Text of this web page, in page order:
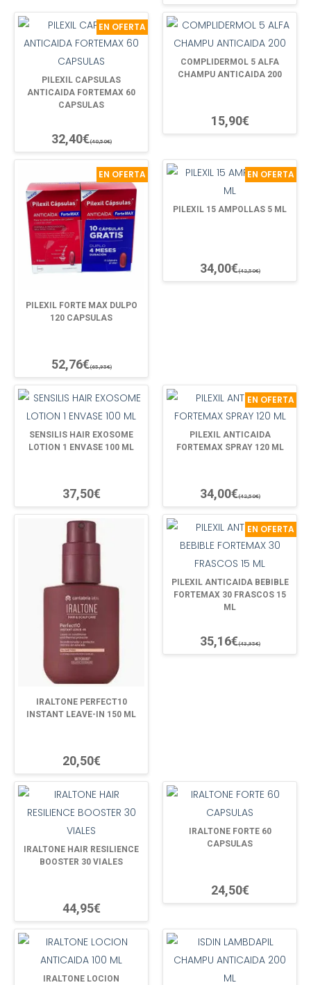
EN OFERTA
PILEXIL CAPSULAS
ANTICAIDA FORTEMAX 60
CAPSULAS
32,40€(40,50€)
COMPLIDERMOL 5 ALFA
CHAMPU ANTICAIDA 200
15,90€
EN OFERTA
PILEXIL FORTE MAX DULPO
120 CAPSULAS
52,76€(65,95€)
EN OFERTA
PILEXIL 15 AMPOLLAS 5 ML
34,00€(42,50€)
SENSILIS HAIR EXOSOME
LOTION 1 ENVASE 100 ML
37,50€
EN OFERTA
PILEXIL ANTICAIDA
FORTEMAX SPRAY 120 ML
34,00€(42,50€)
IRALTONE PERFECT10
INSTANT LEAVE-IN 150 ML
20,50€
EN OFERTA
PILEXIL ANTICAIDA BEBIBLE
FORTEMAX 30 FRASCOS 15
ML
35,16€(43,95€)
IRALTONE HAIR RESILIENCE
BOOSTER 30 VIALES
44,95€
IRALTONE FORTE 60
CAPSULAS
24,50€
IRALTONE LOCION